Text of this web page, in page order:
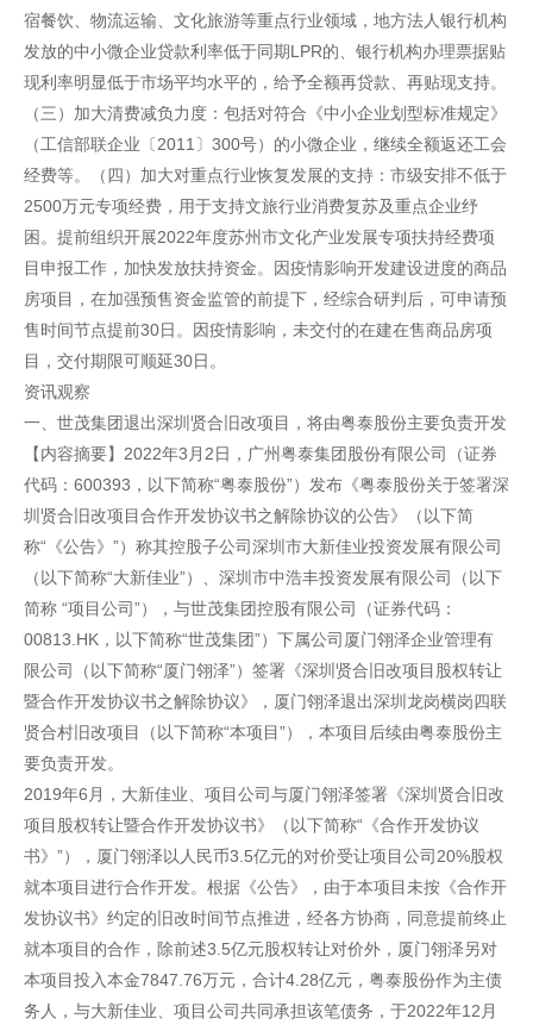
宿餐饮、物流运输、文化旅游等重点行业领域，地方法人银行机构
发放的中小微企业贷款利率低于同期LPR的、银行机构办理票据贴
现利率明显低于市场平均水平的，给予全额再贷款、再贴现支持。
（三）加大清费减负力度：包括对符合《中小企业划型标准规定》
（工信部联企业〔2011〕300号）的小微企业，继续全额返还工会
经费等。（四）加大对重点行业恢复发展的支持：市级安排不低于
2500万元专项经费，用于支持文旅行业消费复苏及重点企业纾
困。提前组织开展2022年度苏州市文化产业发展专项扶持经费项
目申报工作，加快发放扶持资金。因疫情影响开发建设进度的商品
房项目，在加强预售资金监管的前提下，经综合研判后，可申请预
售时间节点提前30日。因疫情影响，未交付的在建在售商品房项
目，交付期限可顺延30日。
资讯观察
一、世茂集团退出深圳贤合旧改项目，将由粤泰股份主要负责开发
【内容摘要】2022年3月2日，广州粤泰集团股份有限公司（证券
代码：600393，以下简称“粤泰股份”）发布《粤泰股份关于签署深
圳贤合旧改项目合作开发协议书之解除协议的公告》（以下简
称“《公告》”）称其控股子公司深圳市大新佳业投资发展有限公司
（以下简称“大新佳业”）、深圳市中浩丰投资发展有限公司（以下
简称 “项目公司”），与世茂集团控股有限公司（证券代码：
00813.HK，以下简称“世茂集团”）下属公司厦门翎泽企业管理有
限公司（以下简称“厦门翎泽”）签署《深圳贤合旧改项目股权转让
暨合作开发协议书之解除协议》，厦门翎泽退出深圳龙岗横岗四联
贤合村旧改项目（以下简称“本项目”），本项目后续由粤泰股份主
要负责开发。
2019年6月，大新佳业、项目公司与厦门翎泽签署《深圳贤合旧改
项目股权转让暨合作开发协议书》（以下简称“《合作开发协议
书》”），厦门翎泽以人民币3.5亿元的对价受让项目公司20%股权
就本项目进行合作开发。根据《公告》，由于本项目未按《合作开
发协议书》约定的旧改时间节点推进，经各方协商，同意提前终止
就本项目的合作，除前述3.5亿元股权转让对价外，厦门翎泽另对
本项目投入本金7847.76万元，合计4.28亿元，粤泰股份作为主债
务人，与大新佳业、项目公司共同承担该笔债务，于2022年12月